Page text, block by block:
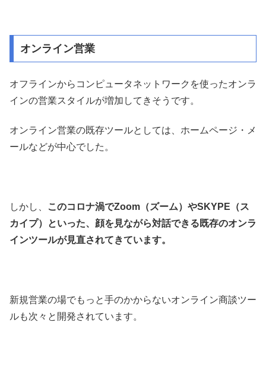
オンライン営業
オフラインからコンピュータネットワークを使ったオンラ
インの営業スタイルが増加してきそうです。
オンライン営業の既存ツールとしては、ホームページ・メ
ールなどが中心でした。
しかし、
このコロナ渦でZoom（ズーム）やSKYPE（ス
カイプ）といった、顔を見ながら対話できる既存のオンラ
インツールが見直されてきています。
新規営業の場でもっと手のかからないオンライン商談ツー
ルも次々と開発されています。